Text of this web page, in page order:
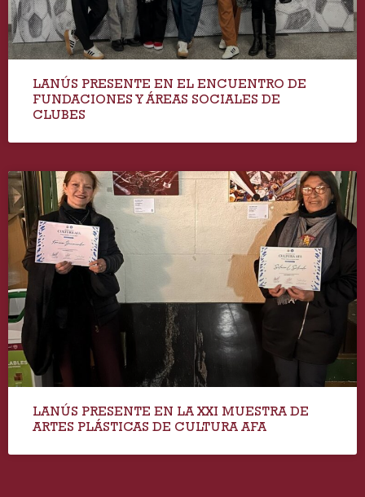
LANÚS PRESENTE EN EL ENCUENTRO DE
FUNDACIONES Y ÁREAS SOCIALES DE
CLUBES
LANÚS PRESENTE EN LA XXI MUESTRA DE
ARTES PLÁSTICAS DE CULTURA AFA